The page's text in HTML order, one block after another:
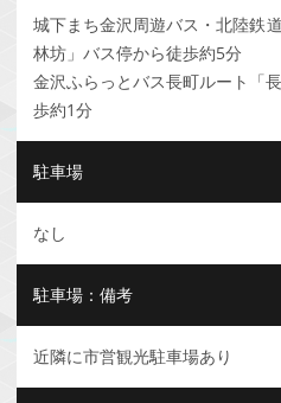
城下まち金沢周遊バス・北陸鉄
林坊」バス停から徒歩約5分
金沢ふらっとバス長町ルート「
歩約1分
駐車場
なし
駐車場：備考
近隣に市営観光駐車場あり